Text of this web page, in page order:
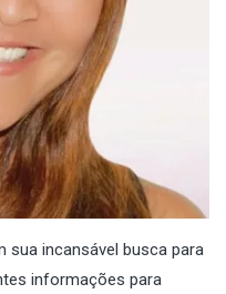
sua incansável busca para
informações para